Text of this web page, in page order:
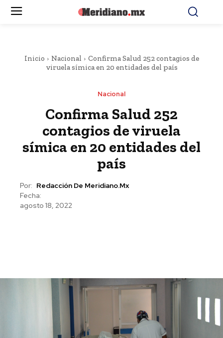
Inicio Nacional
Confirma Salud 252 contagios de
viruela símica en 20 entidades del país
Nacional
Confirma Salud 252
contagios de viruela
símica en 20 entidades del
país
Por: Redacción De Meridiano.mx
Fecha:
agosto 18, 2022